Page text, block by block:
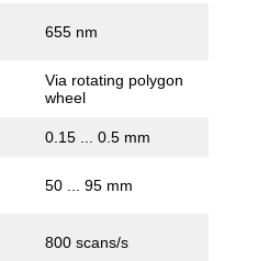
655 nm
Via rotating polygon
wheel
0.15 ... 0.5 mm
50 ... 95 mm
800 scans/s